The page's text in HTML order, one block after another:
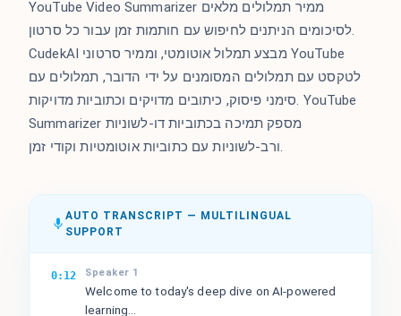
YouTube Video Summarizer ממיר תמלולים מלאים
לסיכומים הניתנים לחיפוש עם חותמות זמן עבור כל סרטון.
CudekAI מבצע תמלול אוטומטי, וממיר סרטוני YouTube
לטקסט עם תמלולים המסומנים על ידי הדובר, תמלולים עם
סימני פיסוק, כיתובים מדויקים וכתוביות מדויקות. YouTube
Summarizer מספק תמיכה בכתוביות דו-לשוניות
ורב-לשוניות עם כתוביות אוטומטיות וקודי זמן.
AUTO TRANSCRIPT — MULTILINGUAL
SUPPORT
0:12 Speaker 1
Welcome to today's deep dive on AI-powered
learning...